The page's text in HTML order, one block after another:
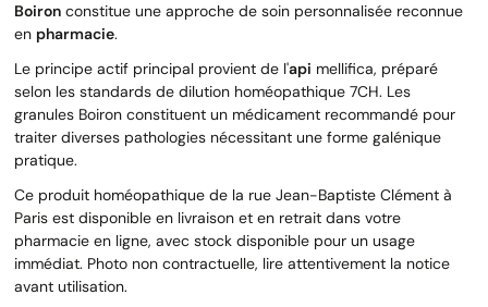
Boiron constitue une approche de soin personnalisée reconnue
en pharmacie.
Le principe actif principal provient de l'api mellifica, préparé
selon les standards de dilution homéopathique 7CH. Les
granules Boiron constituent un médicament recommandé pour
traiter diverses pathologies nécessitant une forme galénique
pratique.
Ce produit homéopathique de la rue Jean-Baptiste Clément à
Paris est disponible en livraison et en retrait dans votre
pharmacie en ligne, avec stock disponible pour un usage
immédiat. Photo non contractuelle, lire attentivement la notice
avant utilisation.